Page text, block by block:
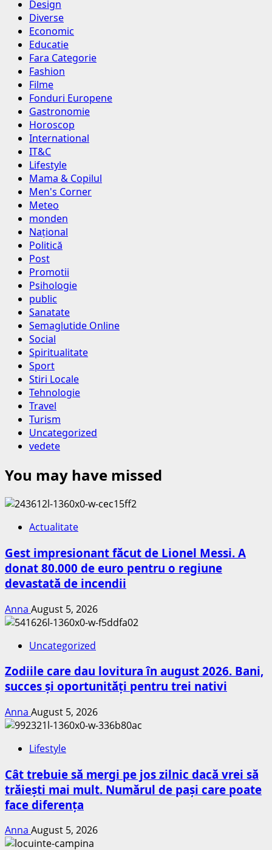
Design
Diverse
Economic
Educatie
Fara Categorie
Fashion
Filme
Fonduri Europene
Gastronomie
Horoscop
International
IT&C
Lifestyle
Mama & Copilul
Men's Corner
Meteo
monden
Național
Politică
Post
Promotii
Psihologie
public
Sanatate
Semaglutide Online
Social
Spiritualitate
Sport
Stiri Locale
Tehnologie
Travel
Turism
Uncategorized
vedete
You may have missed
Actualitate
Gest impresionant făcut de Lionel Messi. A
donat 80.000 de euro pentru o regiune
devastată de incendii
Anna August 5, 2026
Uncategorized
Zodiile care dau lovitura în august 2026. Bani,
succes și oportunități pentru trei nativi
Anna August 5, 2026
Lifestyle
Cât trebuie să mergi pe jos zilnic dacă vrei să
trăiești mai mult. Numărul de pași care poate
face diferența
Anna August 5, 2026